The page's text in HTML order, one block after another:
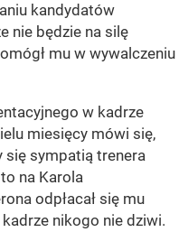
kandydatów
nie będzie na silę
mu w wywalczeniu
w kadrze
miesięcy mówi się,
się sympatią trenera
na Karola
odpłacał się mu
nikogo nie dziwi.